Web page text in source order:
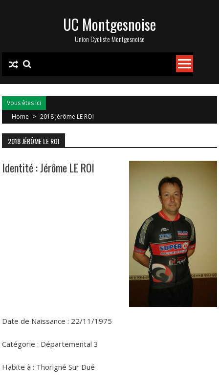
UC Montgesnoise
Union Cycliste Montgesnoise
Vous êtes ici
Home > 2018 Jérôme LE ROI
2018 JÉRÔME LE ROI
Identité : Jérôme LE ROI
Date de Naissance : 22/11/1975
Catégorie : Départemental 3
Habite à : Thorigné Sur Dué